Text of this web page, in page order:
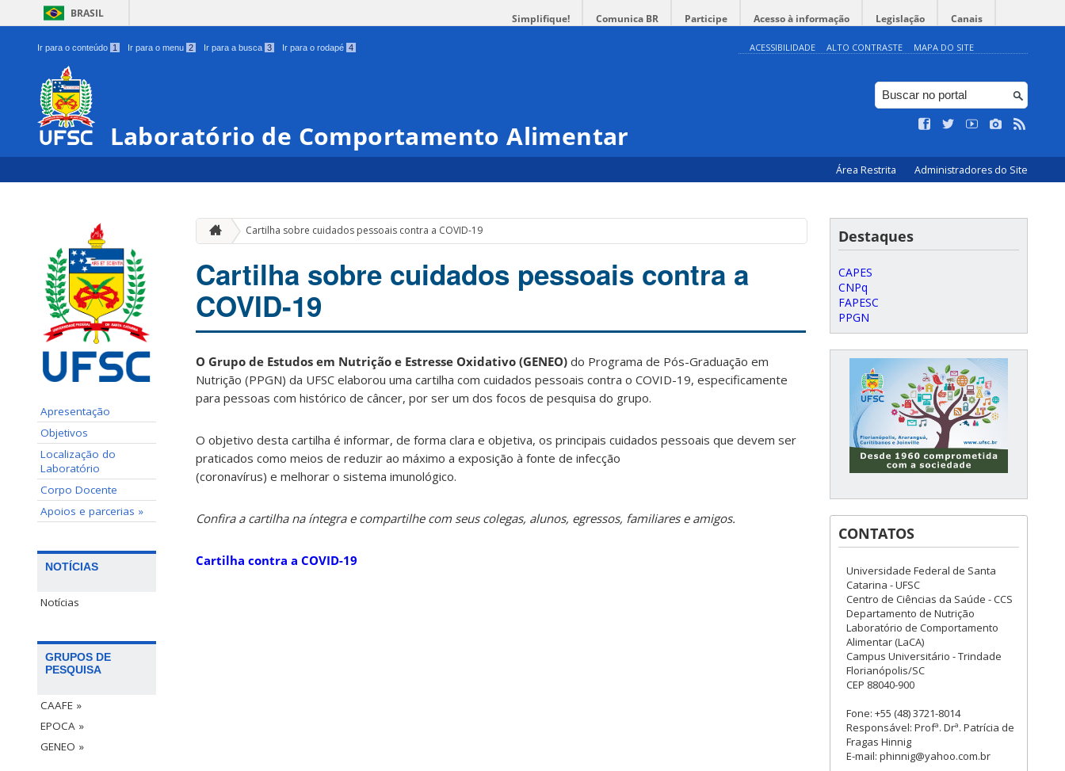
BRASIL Simplifique! Comunica BR Participe Acesso à informação Legislação Canais
Ir para o conteúdo 1 Ir para o menu 2 Ir para a busca 3 Ir para o rodapé 4 ACESSIBILIDADE ALTO CONTRASTE MAPA DO SITE
Laboratório de Comportamento Alimentar
Área Restrita Administradores do Site
Apresentação
Objetivos
Localização do
Laboratório
Corpo Docente
Apoios e parcerias »
NOTÍCIAS
Notícias
GRUPOS DE
PESQUISA
CAAFE »
EPOCA »
GENEO »
Cartilha sobre cuidados pessoais contra a COVID-19
Cartilha sobre cuidados pessoais contra a
COVID-19
O Grupo de Estudos em Nutrição e Estresse Oxidativo (GENEO) do Programa de Pós-Graduação em
Nutrição (PPGN) da UFSC elaborou uma cartilha com cuidados pessoais contra o COVID-19, especificamente
para pessoas com histórico de câncer, por ser um dos focos de pesquisa do grupo.
O objetivo desta cartilha é informar, de forma clara e objetiva, os principais cuidados pessoais que devem ser
praticados como meios de reduzir ao máximo a exposição à fonte de infecção
(coronavírus) e melhorar o sistema imunológico.
Confira a cartilha na íntegra e compartilhe com seus colegas, alunos, egressos, familiares e amigos.
Cartilha contra a COVID-19
Destaques
CAPES
CNPq
FAPESC
PPGN
CONTATOS
Universidade Federal de Santa
Catarina - UFSC
Centro de Ciências da Saúde - CCS
Departamento de Nutrição
Laboratório de Comportamento
Alimentar (LaCA)
Campus Universitário - Trindade
Florianópolis/SC
CEP 88040-900
Fone: +55 (48) 3721-8014
Responsável: Profª. Drª. Patrícia de
Fragas Hinnig
E-mail: phinnig@yahoo.com.br